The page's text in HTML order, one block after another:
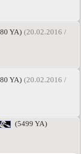
YA) (20.02.2016 /
YA) (20.02.2016 /
(5499 YA)